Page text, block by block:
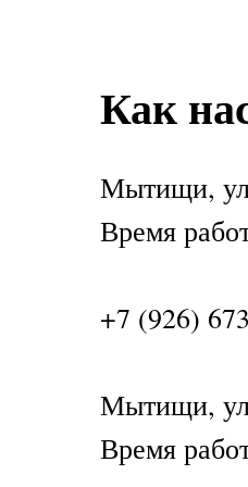
Как
Мытищи,
Время
+7 (926)
Мытищи,
Время